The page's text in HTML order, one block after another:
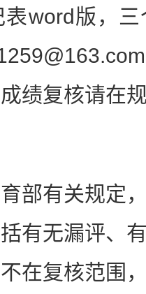
word版，
绩复核请在
有关规定，
有无漏评、
在复核范围